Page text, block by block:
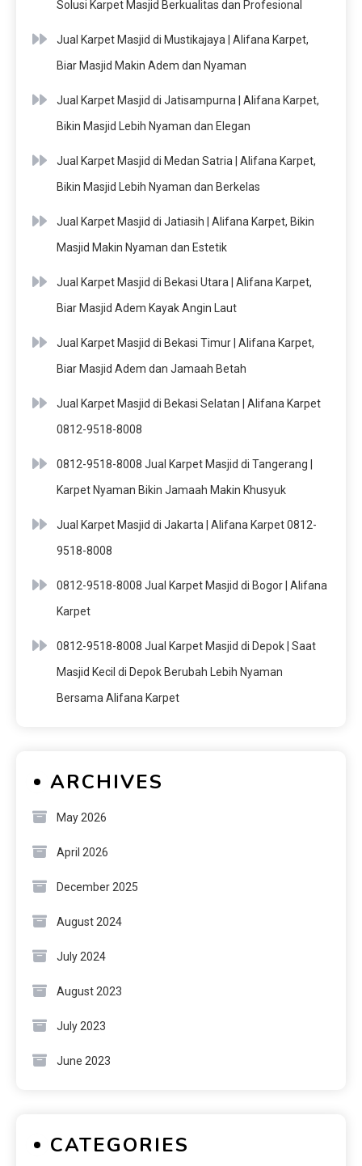
Solusi Karpet Masjid Berkualitas dan Profesional
Jual Karpet Masjid di Mustikajaya | Alifana Karpet,
Biar Masjid Makin Adem dan Nyaman
Jual Karpet Masjid di Jatisampurna | Alifana Karpet,
Bikin Masjid Lebih Nyaman dan Elegan
Jual Karpet Masjid di Medan Satria | Alifana Karpet,
Bikin Masjid Lebih Nyaman dan Berkelas
Jual Karpet Masjid di Jatiasih | Alifana Karpet, Bikin
Masjid Makin Nyaman dan Estetik
Jual Karpet Masjid di Bekasi Utara | Alifana Karpet,
Biar Masjid Adem Kayak Angin Laut
Jual Karpet Masjid di Bekasi Timur | Alifana Karpet,
Biar Masjid Adem dan Jamaah Betah
Jual Karpet Masjid di Bekasi Selatan | Alifana Karpet
0812-9518-8008
0812-9518-8008 Jual Karpet Masjid di Tangerang |
Karpet Nyaman Bikin Jamaah Makin Khusyuk
Jual Karpet Masjid di Jakarta | Alifana Karpet 0812-
9518-8008
0812-9518-8008 Jual Karpet Masjid di Bogor | Alifana
Karpet
0812-9518-8008 Jual Karpet Masjid di Depok | Saat
Masjid Kecil di Depok Berubah Lebih Nyaman
Bersama Alifana Karpet
ARCHIVES
May 2026
April 2026
December 2025
August 2024
July 2024
August 2023
July 2023
June 2023
CATEGORIES